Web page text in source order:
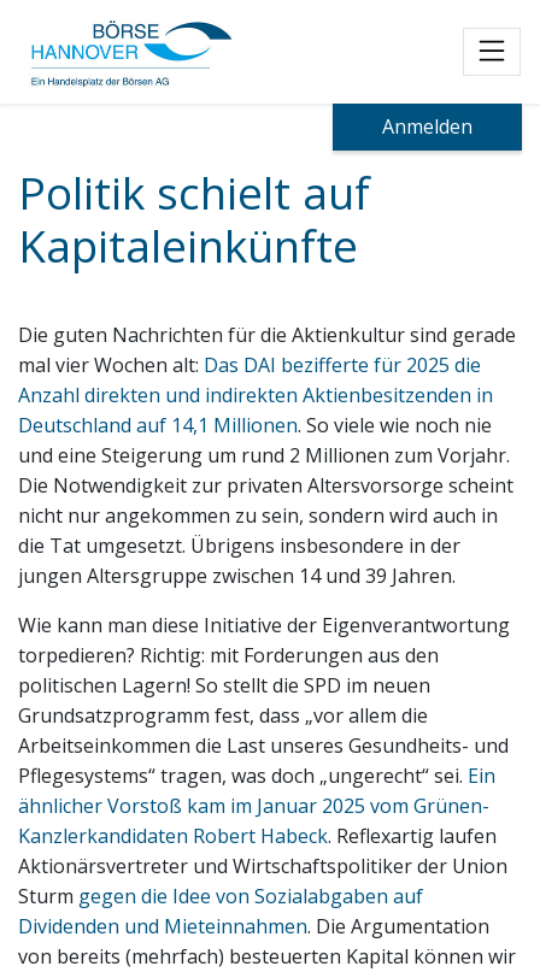
Anmelden
Politik schielt auf
Kapitaleinkünfte
Die guten Nachrichten für die Aktienkultur sind gerade
mal vier Wochen alt: Das DAI bezifferte für 2025 die
Anzahl direkten und indirekten Aktienbesitzenden in
Deutschland auf 14,1 Millionen. So viele wie noch nie
und eine Steigerung um rund 2 Millionen zum Vorjahr.
Die Notwendigkeit zur privaten Altersvorsorge scheint
nicht nur angekommen zu sein, sondern wird auch in
die Tat umgesetzt. Übrigens insbesondere in der
jungen Altersgruppe zwischen 14 und 39 Jahren.
Wie kann man diese Initiative der Eigenverantwortung
torpedieren? Richtig: mit Forderungen aus den
politischen Lagern! So stellt die SPD im neuen
Grundsatzprogramm fest, dass „vor allem die
Arbeitseinkommen die Last unseres Gesundheits- und
Pflegesystems“ tragen, was doch „ungerecht“ sei. Ein
ähnlicher Vorstoß kam im Januar 2025 vom Grünen-
Kanzlerkandidaten Robert Habeck. Reflexartig laufen
Aktionärsvertreter und Wirtschaftspolitiker der Union
Sturm gegen die Idee von Sozialabgaben auf
Dividenden und Mieteinnahmen. Die Argumentation
von bereits (mehrfach) besteuerten Kapital können wir